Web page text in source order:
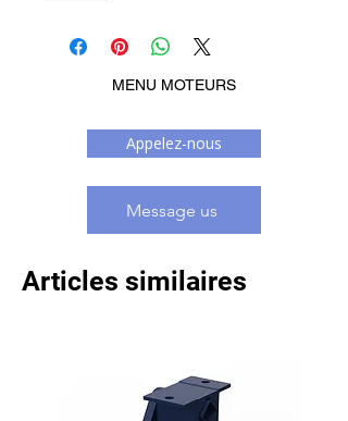
MENU MOTEURS
Appelez-nous
Message us
Articles similaires